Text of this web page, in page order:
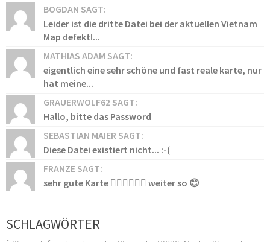
BOGDAN SAGT:
Leider ist die dritte Datei bei der aktuellen Vietnam
Map defekt!...
MATHIAS ADAM SAGT:
eigentlich eine sehr schöne und fast reale karte, nur
hat meine...
GRAUERWOLF62 SAGT:
Hallo, bitte das Password
SEBASTIAN MAIER SAGT:
Diese Datei existiert nicht... :-(
FRANZE SAGT:
sehr gute Karte 👍🏻👍🏻👍🏻 weiter so 😊
SCHLAGWÖRTER